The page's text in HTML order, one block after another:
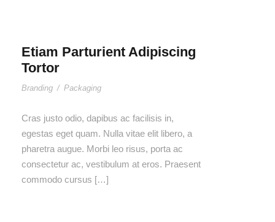
Etiam Parturient Adipiscing
Tortor
Branding / Packaging
Cras justo odio, dapibus ac facilisis in,
egestas eget quam. Nulla vitae elit libero, a
pharetra augue. Morbi leo risus, porta ac
consectetur ac, vestibulum at eros. Praesent
commodo cursus […]